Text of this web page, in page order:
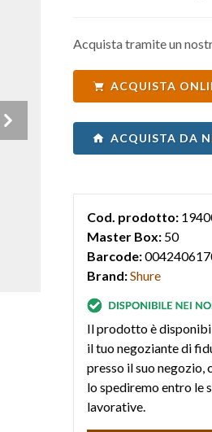
Next
Acquista tramite un
ACQUISTA
ACQUISTA DA
Cod. prodotto:
Master Box: 50
Barcode:
Brand:Shure
Il prodotto è
il tuo negoziante di
presso il suo negozio,
lo spediremo entro le
lavorative.